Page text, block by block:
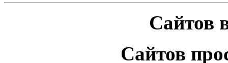
Сайтов
Сайтов